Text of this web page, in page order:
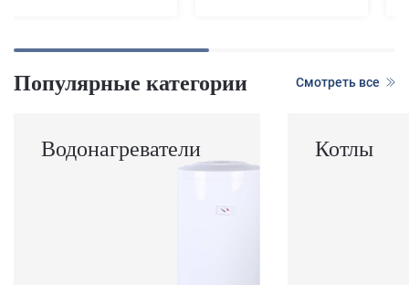
Популярные категории Смотреть все
Водонагреватели Котлы